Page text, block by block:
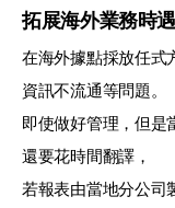
拓展海外業務時
在海外據點採放任式
資訊不流通等問題。
即使做好管理，但是
還要花時間翻譯，
若報表由當地分公司